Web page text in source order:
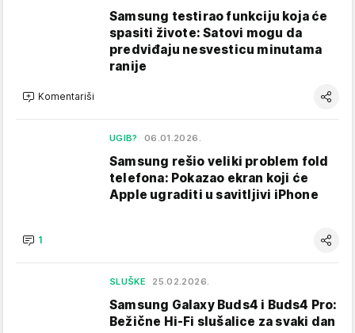
Samsung testirao funkciju koja će
spasiti živote: Satovi mogu da
predviđaju nesvesticu minutama
ranije
Komentariši
UGIB? 06.01.2026.
Samsung rešio veliki problem fold
telefona: Pokazao ekran koji će
Apple ugraditi u savitljivi iPhone
1
SLUŠKE 25.02.2026.
Samsung Galaxy Buds4 i Buds4 Pro:
Bežične Hi-Fi slušalice za svaki dan